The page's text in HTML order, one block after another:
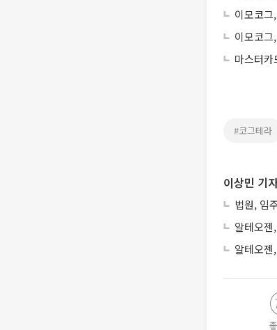
이모코그
이모코그
마스터
#코그테라
이상민 기
법원, 임
알테오젠
알테오